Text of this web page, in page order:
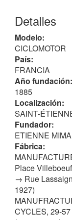
Detalles
Modelo:
CICLOMOTOR
País:
FRANCIA
Año fundación:
1885
Localización:
SAINT-
Fundador:
ETIENNE
Fábrica:
Place
→ Rue
1927)
CYCLES, 29-